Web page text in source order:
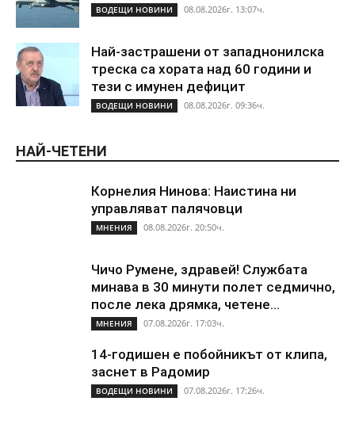
ВОДЕЩИ НОВИНИ 08.08.2026г. 13:07ч.
Най-застрашени от западнонилска
треска са хората над 60 години и
тези с имунен дефицит
ВОДЕЩИ НОВИНИ 08.08.2026г. 09:36ч.
НАЙ-ЧЕТЕНИ
Корнелия Нинова: Наистина ни
управляват палячовци
МНЕНИЯ 08.08.2026г. 20:50ч.
Чичо Румене, здравей! Службата
минава в 30 минути полет седмично,
после лека дрямка, четене...
МНЕНИЯ 07.08.2026г. 17:03ч.
14-годишен е побойникът от клипа,
заснет в Радомир
ВОДЕЩИ НОВИНИ 07.08.2026г. 17:26ч.